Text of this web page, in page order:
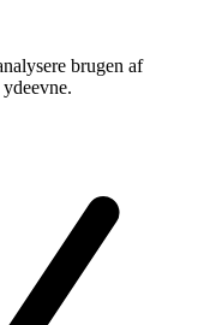
brugen af